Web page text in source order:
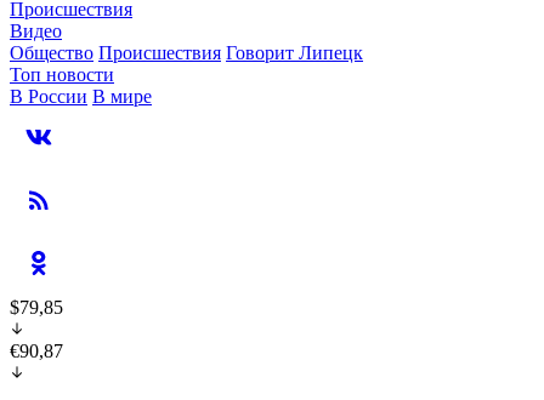
Происшествия
Видео
Общество Происшествия Говорит Липецк
Топ новости
В России В мире
$79,85
€90,87